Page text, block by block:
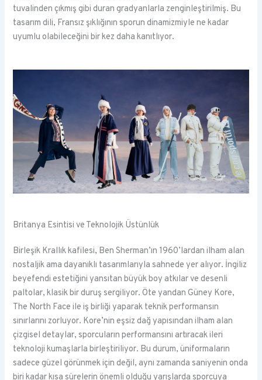
tuvalinden çıkmış gibi duran gradyanlarla zenginleştirilmiş. Bu
tasarım dili, Fransız şıklığının sporun dinamizmiyle ne kadar
uyumlu olabileceğini bir kez daha kanıtlıyor.
Britanya Esintisi ve Teknolojik Üstünlük
Birleşik Krallık kafilesi, Ben Sherman’ın 1960’lardan ilham alan
nostaljik ama dayanıklı tasarımlarıyla sahnede yer alıyor. İngiliz
beyefendi estetiğini yansıtan büyük boy atkılar ve desenli
paltolar, klasik bir duruş sergiliyor. Öte yandan Güney Kore,
The North Face ile iş birliği yaparak teknik performansın
sınırlarını zorluyor. Kore’nin eşsiz dağ yapısından ilham alan
çizgisel detaylar, sporcuların performansını artıracak ileri
teknoloji kumaşlarla birleştiriliyor. Bu durum, üniformaların
sadece güzel görünmek için değil, aynı zamanda saniyenin onda
biri kadar kısa sürelerin önemli olduğu yarışlarda sporcuya